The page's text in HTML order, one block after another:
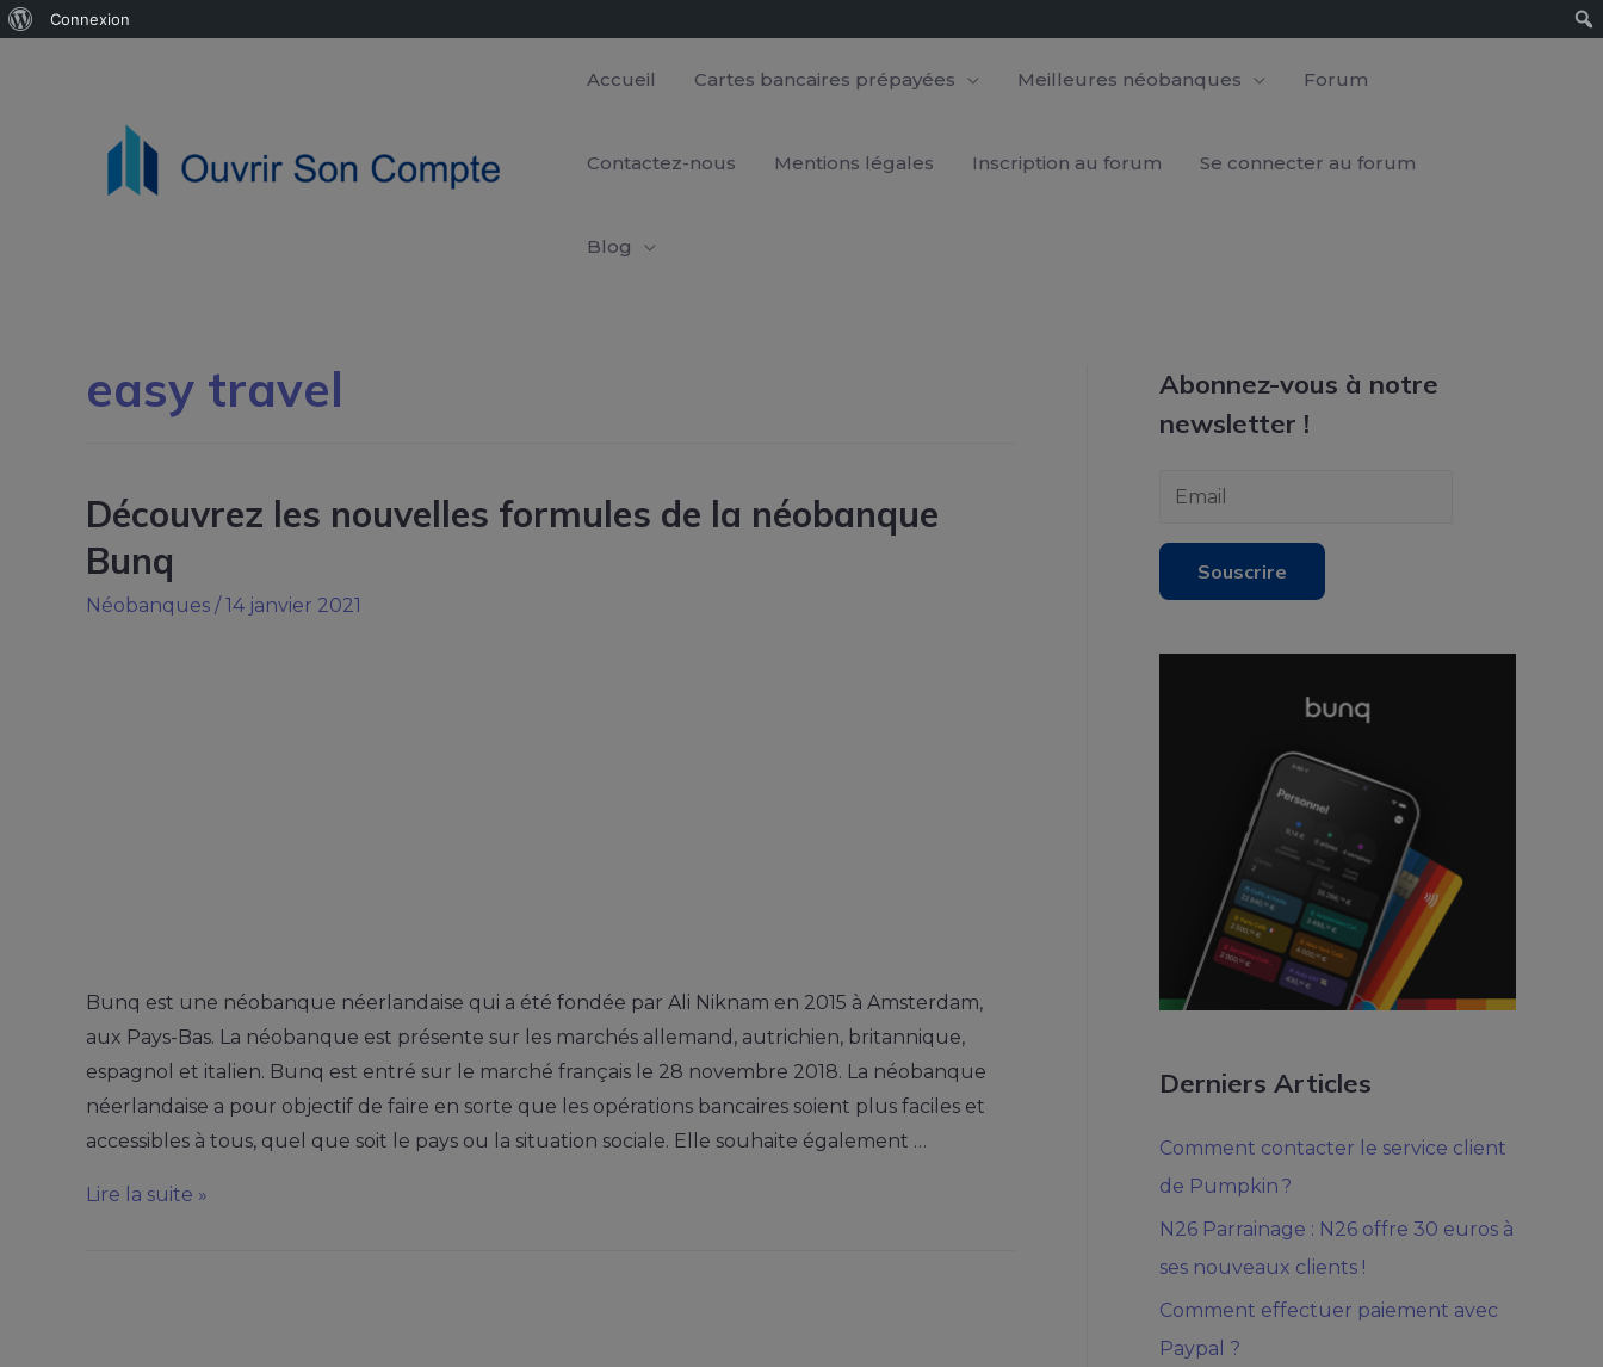
Connexion
Accueil Cartes bancaires prépayées Meilleures néobanques Forum
Contactez-nous Mentions légales Inscription au forum Se connecter au forum
Blog
easy travel
Découvrez les nouvelles formules de la néobanque
Bunq
Néobanques / 14 janvier 2021
Bunq est une néobanque néerlandaise qui a été fondée par Ali Niknam en 2015 à Amsterdam,
aux Pays-Bas. La néobanque est présente sur les marchés allemand, autrichien, britannique,
espagnol et italien. Bunq est entré sur le marché français le 28 novembre 2018. La néobanque
néerlandaise a pour objectif de faire en sorte que les opérations bancaires soient plus faciles et
accessibles à tous, quel que soit le pays ou la situation sociale. Elle souhaite également …
Lire la suite »
Abonnez-vous à notre
newsletter !
Derniers Articles
Comment contacter le service client
de Pumpkin ?
N26 Parrainage : N26 offre 30 euros à
ses nouveaux clients !
Comment effectuer paiement avec
Paypal ?